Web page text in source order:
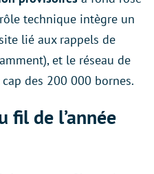
technique intègre un
lié aux rappels de
et le réseau de
des 200 000 bornes.
fil de l’année